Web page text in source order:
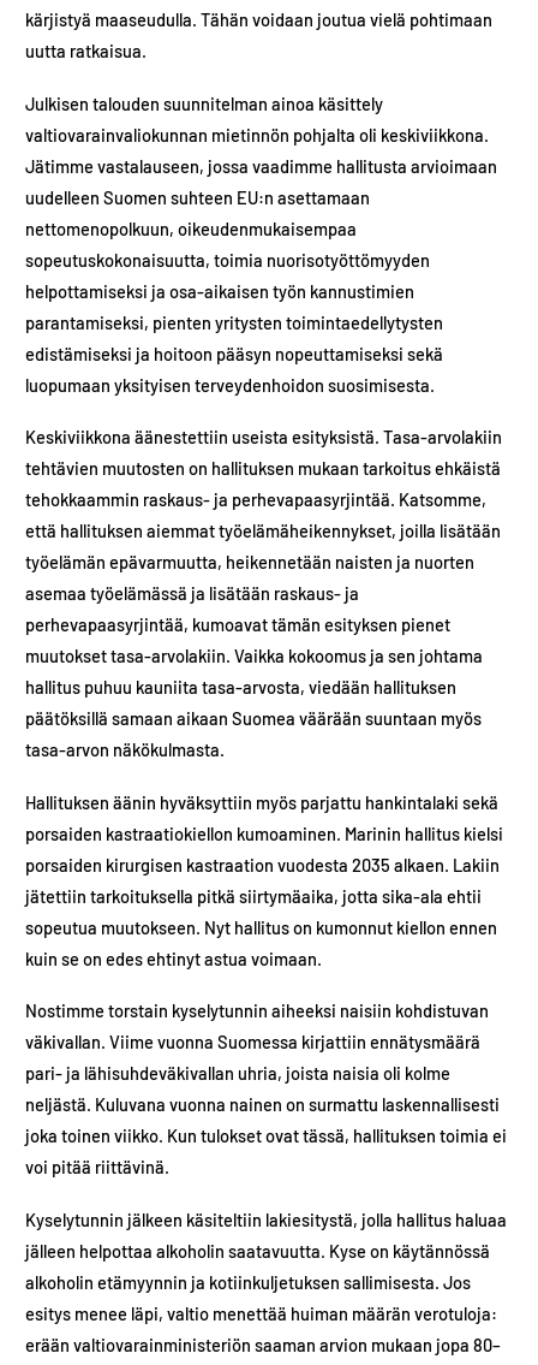
kärjistyä maaseudulla. Tähän voidaan joutua vielä pohtimaan
uutta ratkaisua.
Julkisen talouden suunnitelman ainoa käsittely
valtiovarainvaliokunnan mietinnön pohjalta oli keskiviikkona.
Jätimme vastalauseen, jossa vaadimme hallitusta arvioimaan
uudelleen Suomen suhteen EU:n asettamaan
nettomenopolkuun, oikeudenmukaisempaa
sopeutuskokonaisuutta, toimia nuorisotyöttömyyden
helpottamiseksi ja osa-aikaisen työn kannustimien
parantamiseksi, pienten yritysten toimintaedellytysten
edistämiseksi ja hoitoon pääsyn nopeuttamiseksi sekä
luopumaan yksityisen terveydenhoidon suosimisesta.
Keskiviikkona äänestettiin useista esityksistä. Tasa-arvolakiin
tehtävien muutosten on hallituksen mukaan tarkoitus ehkäistä
tehokkaammin raskaus- ja perhevapaasyrjintää. Katsomme,
että hallituksen aiemmat työelämäheikennykset, joilla lisätään
työelämän epävarmuutta, heikennetään naisten ja nuorten
asemaa työelämässä ja lisätään raskaus- ja
perhevapaasyrjintää, kumoavat tämän esityksen pienet
muutokset tasa-arvolakiin. Vaikka kokoomus ja sen johtama
hallitus puhuu kauniita tasa-arvosta, viedään hallituksen
päätöksillä samaan aikaan Suomea väärään suuntaan myös
tasa-arvon näkökulmasta.
Hallituksen äänin hyväksyttiin myös parjattu hankintalaki sekä
porsaiden kastraatiokiellon kumoaminen. Marinin hallitus kielsi
porsaiden kirurgisen kastraation vuodesta 2035 alkaen. Lakiin
jätettiin tarkoituksella pitkä siirtymäaika, jotta sika-ala ehtii
sopeutua muutokseen. Nyt hallitus on kumonnut kiellon ennen
kuin se on edes ehtinyt astua voimaan.
Nostimme torstain kyselytunnin aiheeksi naisiin kohdistuvan
väkivallan. Viime vuonna Suomessa kirjattiin ennätysmäärä
pari- ja lähisuhdeväkivallan uhria, joista naisia oli kolme
neljästä. Kuluvana vuonna nainen on surmattu laskennallisesti
joka toinen viikko. Kun tulokset ovat tässä, hallituksen toimia ei
voi pitää riittävinä.
Kyselytunnin jälkeen käsiteltiin lakiesitystä, jolla hallitus haluaa
jälleen helpottaa alkoholin saatavuutta. Kyse on käytännössä
alkoholin etämyynnin ja kotiinkuljetuksen sallimisesta. Jos
esitys menee läpi, valtio menettää huiman määrän verotuloja:
erään valtiovarainministeriön saaman arvion mukaan jopa 80–